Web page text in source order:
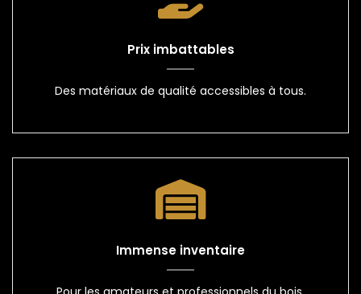
Prix imbattables
Des matériaux de qualité accessibles à tous.
Immense inventaire